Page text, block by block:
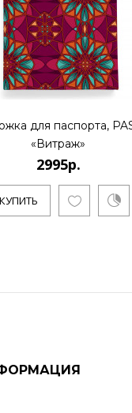
для паспорта,
«Витраж»
2995р.
КУПИТЬ